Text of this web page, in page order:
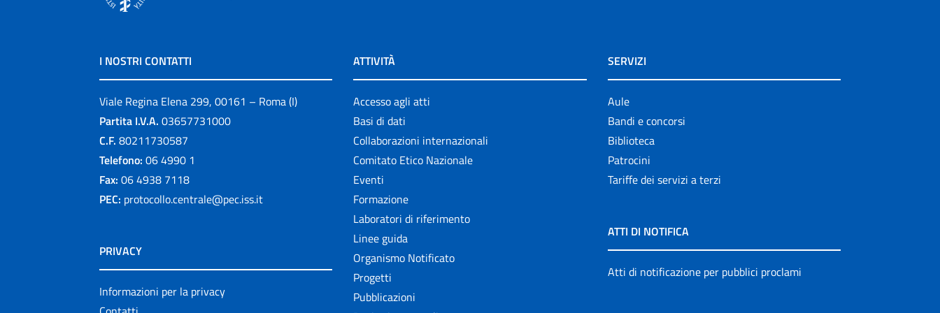
I NOSTRI CONTATTI
Viale Regina Elena 299, 00161 – Roma (I)
Partita I.V.A. 03657731000
C.F. 80211730587
Telefono: 06 4990 1
Fax: 06 4938 7118
PEC: protocollo.centrale@pec.iss.it
PRIVACY
Informazioni per la privacy
ATTIVITÀ
Accesso agli atti
Basi di dati
Collaborazioni internazionali
Comitato Etico Nazionale
Eventi
Formazione
Laboratori di riferimento
Linee guida
Organismo Notificato
Progetti
Pubblicazioni
SERVIZI
Aule
Bandi e concorsi
Biblioteca
Patrocini
Tariffe dei servizi a terzi
ATTI DI NOTIFICA
Atti di notificazione per pubblici proclami